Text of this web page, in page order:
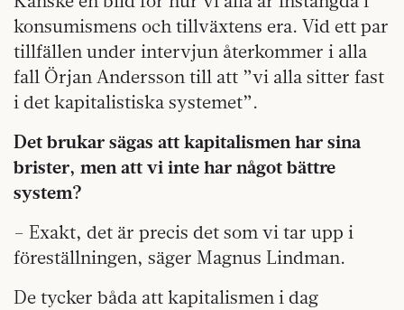
konsumismens och tillväxtens era. Vid ett par
tillfällen under intervjun återkommer i alla
fall Örjan Andersson till att ”vi alla sitter fast
i det kapitalistiska systemet”.
Det brukar sägas att kapitalismen har sina
brister, men att vi inte har något bättre
system?
– Exakt, det är precis det som vi tar upp i
föreställningen, säger Magnus Lindman.
De tycker båda att kapitalismen i dag